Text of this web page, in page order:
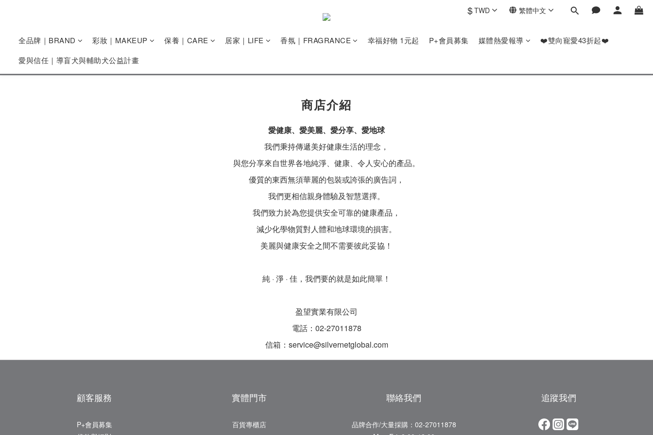
$TWD 繁體中文
全品牌｜BRAND 彩妝｜MAKEUP 保養｜CARE 居家｜LIFE 香氛｜FRAGRANCE 幸福好物 1元起 P+會員募集 媒體熱愛報導
❤️雙向寵愛43折起❤️
愛與信任｜導盲犬與輔助犬公益計畫
商店介紹
愛健康、愛美麗、愛分享、愛地球
我們秉持傳遞美好健康生活的理念，
與您分享來自世界各地純淨、健康、令人安心的產品。
優質的東西無須華麗的包裝或誇張的廣告詞，
我們更相信親身體驗及智慧選擇。
我們致力於為您提供安全可靠的健康產品，
減少化學物質對人體和地球環境的損害。
美麗與健康安全之間不需要彼此妥協！
純 · 淨 · 佳， 我們要的就是如此簡單！
盈望實業有限公司
電話：02-27011878
信箱：service@silvernetglobal.com
顧客服務
P+會員募集
實體門市
百貨專櫃店
聯絡我們
品牌合作/大量採購：02-27011878
追蹤我們